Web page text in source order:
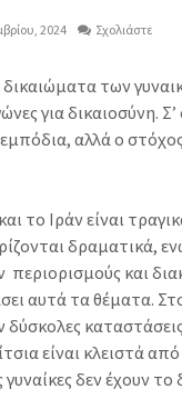
2024 Σχολιάστε
των
για δικαιοσύνη.
αλλά ο
το Ιράν είναι
δραματικά,
περιορισμούς και
αυτά τα θέματα.
δύσκολες
είναι κλειστά
γυναίκες δεν έχουν